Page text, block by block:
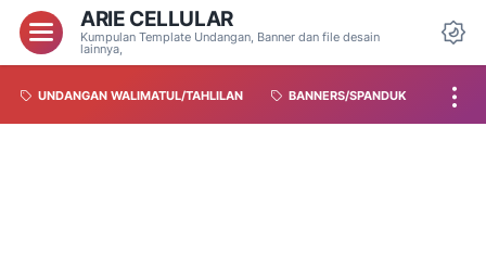
ARIE CELLULAR
Kumpulan Template Undangan, Banner dan file desain
lainnya,
UNDANGAN WALIMATUL/TAHLILAN BANNERS/SPANDUK